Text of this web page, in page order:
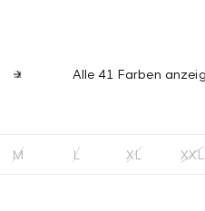
Alle 41 Farben
M L XL XXL